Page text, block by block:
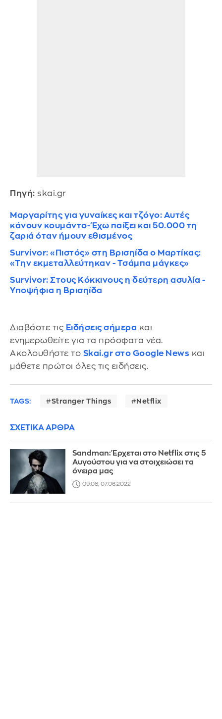
Πηγή: skai.gr
Μαργαρίτης για γυναίκες και τζόγο: Αυτές
κάνουν κουμάντο- Έχω παίξει και 50.000 τη
ζαριά όταν ήμουν εθισμένος
Survivor: «Πιστός» στη Βρισηίδα ο Μαρτίκας:
«Την εκμεταλλεύτηκαν - Τσάμπα μάγκες»
Survivor: Στους Κόκκινους η δεύτερη ασυλία -
Υποψήφια η Βρισηίδα
Διαβάστε τις Ειδήσεις σήμερα και
ενημερωθείτε για τα πρόσφατα νέα.
Ακολουθήστε το Skai.gr στο Google News και
μάθετε πρώτοι όλες τις ειδήσεις.
TAGS: Stranger Things Netflix
ΣΧΕΤΙΚΑ ΑΡΘΡΑ
Sandman: Έρχεται στο Netflix στις 5
Αυγούστου για να στοιχειώσει τα
όνειρα μας
09:08, 07.06.2022